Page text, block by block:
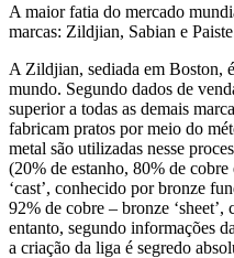
A maior fatia do mercado
marcas: Zildjian, Sabian e
A Zildjian, sediada em Boston,
mundo. Segundo dados de
superior a todas as demais
fabricam pratos por meio do
metal são utilizadas nesse
(20% de estanho, 80% de
‘cast’, conhecido por bronze
92% de cobre – bronze
entanto, segundo informações
a criação da liga é segredo